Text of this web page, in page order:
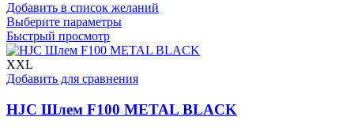
Добавить в список желаний
Выберите параметрыЭтот
имеет
вариаций.
можно
выбрать
Быстрый просмотр
XXL
Добавить для сравнения
HJC Шлем F100 METAL BLACK